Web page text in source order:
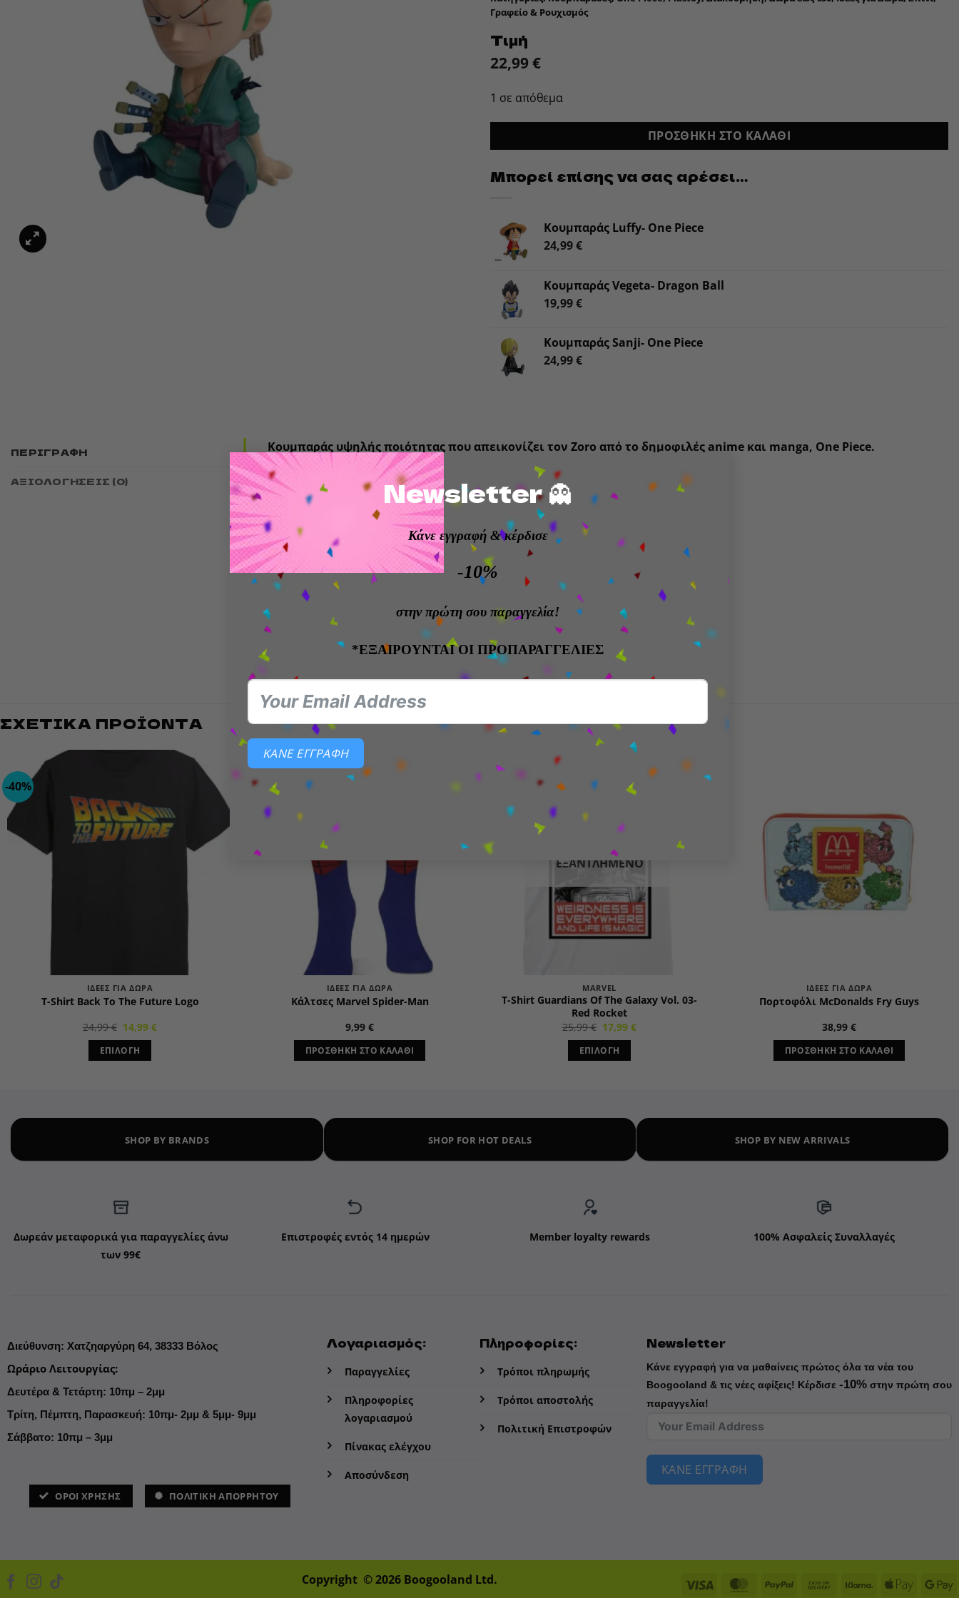
Newsletter 👻
Κάνε εγγραφή & κέρδισε
-10%
στην πρώτη σου παραγγελία!
*ΕΞΑΙΡΟΥΝΤΑΙ ΟΙ ΠΡΟΠΑΡΑΓΓΕΛΙΕΣ
ΚΑΝΕ ΕΓΓΡΑΦΗ
Γραφείο & Ρουχισμός
Τιμή
22,99€
1 σε απόθεμα
ΠΡΟΣΘΉΚΗ ΣΤΟ ΚΑΛΆΘΙ
Μπορεί επίσης να σας αρέσει…
Κουμπαράς Luffy- One Piece
24,99€
Κουμπαράς Vegeta- Dragon Ball
19,99€
Κουμπαράς Sanji- One Piece
24,99€
ΠΕΡΙΓΡΑΦΉ
ΑΞΙΟΛΟΓΉΣΕΙΣ (0)
Κουμπαράς υψηλής ποιότητας που απεικονίζει τον Zoro από το δημοφιλές anime και manga, One Piece.
Officially licensed προϊόν One Piece
Υλικό: PVC
Ύψος: 18 εκατοστά
Ιδανικό για:
Φανατικούς του One Piece, ειδικά εκείνους που λατρεύουν τον Zoro
Άτομα που ψάχνουν έναν ξεχωριστό κουμπαρά με θέμα anime
Διακόσμηση δωματίου με αντικείμενα One Piece
ΣΧΕΤΙΚΆ ΠΡΟΪΌΝΤΑ
-40%
Add to
wishlist
ΙΔΈΕΣ ΓΙΑ ΔΏΡΑ
T-Shirt Back To The Future Logo
24,99€ Original
price
was:
24,99 €.
14,99€Η
ΕΠΙΛΟΓΉ
έχει
πολλαπλές
μπορούν
να
επιλεγούν
στη
ΙΔΈΕΣ ΓΙΑ ΔΏΡΑ
Κάλτσες Marvel Spider-Man
9,99 €
ΠΡΟΣΘΉΚΗ ΣΤΟ ΚΑΛΆΘΙ
ΕΞΑΝΤΛΗΜΈΝΟ
MARVEL
T-Shirt Guardians Of The Galaxy Vol. 03-
Red Rocket
25,99€ Original
price
was:
25,99 €.
17,99€Η
ΕΠΙΛΟΓΉ
έχει
παραλλαγές.
επιλεγούν
ΙΔΈΕΣ ΓΙΑ ΔΏΡΑ
Πορτοφόλι McDonalds Fry Guys
38,99 €
ΠΡΟΣΘΉΚΗ ΣΤΟ ΚΑΛΆΘΙ
SHOP BY BRANDS SHOP FOR HOT DEALS SHOP BY NEW ARRIVALS
Δωρεάν μεταφορικά για παραγγελίες άνω
των 99€
Επιστροφές εντός 14 ημερών Member loyalty rewards 100% Ασφαλείς Συναλλαγές
Διεύθυνση: Χατζηαργύρη 64, 38333 Βόλος
Ωράριο Λειτουργίας:
Δευτέρα & Τετάρτη: 10πμ – 2μμ
Τρίτη, Πέμπτη, Παρασκευή: 10πμ- 2μμ & 5μμ- 9μμ
Σάββατο: 10πμ – 3μμ
ΌΡΟΙ ΧΡΗΣΗΣ ΠΟΛΙΤΙΚΗ ΑΠΟΡΡΗΤΟΥ
Λογαριασμός:
Παραγγελίες
Πληροφορίες
λογαριασμού
Πίνακας ελέγχου
Αποσύνδεση
Πληροφορίες:
Τρόποι πληρωμής
Τρόποι αποστολής
Πολιτική Επιστροφών
Newsletter
Κάνε εγγραφή για να μαθαίνεις πρώτος όλα τα νέα του
Boogooland & τις νέες αφίξεις! Κέρδισε -10%στην πρώτη σου
παραγγελία!
ΚΑΝΕ ΕΓΓΡΑΦΗ
Copyright © 2026 Boogooland Ltd. Visa MasterCard
PayPal
Cash
KlarnaApple